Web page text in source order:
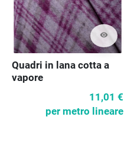
visibility
Quadri in lana cotta a
vapore
11,01 €
per metro lineare